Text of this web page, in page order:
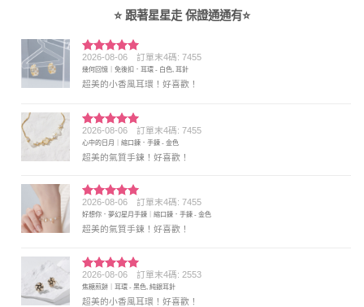
⭐ 跟著星星走 保證通通有⭐
評分5 滿
分 5
2026-08-06 訂單末4碼: 7455
幾何回憶｜免後扣．耳環 - 白色, 耳針
超美的小香風耳環！好喜歡！
評分5滿
分 5
2026-08-06 訂單末4碼: 7455
心中的日月｜縮口鍊．手鍊 - 金色
超美的氣質手鍊！好喜歡！
評分5 滿
分 5
2026-08-06 訂單末4碼: 7455
好想你．夢幻星月手鍊｜縮口鍊．手鍊 - 金色
超美的氣質手鍊！好喜歡！
評分5 滿
分 5
2026-08-06 訂單末4碼: 2553
焦糖煎餅｜耳環 - 黑色, 純銀耳針
超美的小香風耳環！好喜歡！